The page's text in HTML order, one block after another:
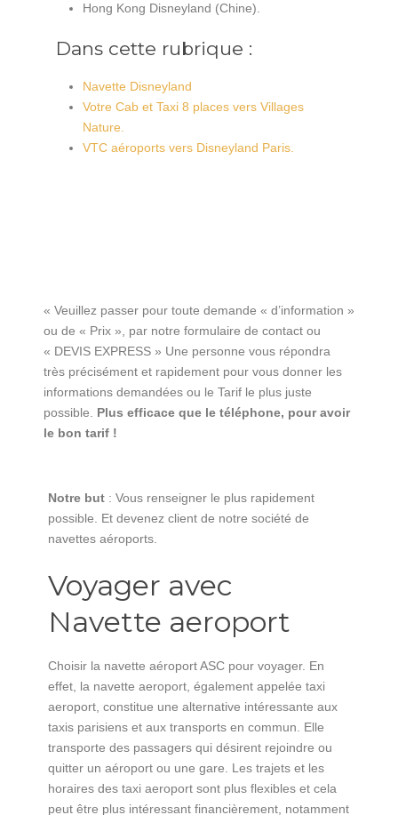
Hong Kong Disneyland (Chine).
Dans cette rubrique :
Navette Disneyland
Votre Cab et Taxi 8 places vers Villages
Nature.
VTC aéroports vers Disneyland Paris.
« Veuillez passer pour toute demande « d’information »
ou de « Prix », par notre formulaire de contact ou
« DEVIS EXPRESS » Une personne vous répondra
très précisément et rapidement pour vous donner les
informations demandées ou le Tarif le plus juste
possible. Plus efficace que le téléphone, pour avoir
le bon tarif !
Notre but : Vous renseigner le plus rapidement
possible. Et devenez client de notre société de
navettes aéroports.
Voyager avec
Navette aeroport
Choisir la navette aéroport ASC pour voyager. En
effet, la navette aeroport, également appelée taxi
aeroport, constitue une alternative intéressante aux
taxis parisiens et aux transports en commun. Elle
transporte des passagers qui désirent rejoindre ou
quitter un aéroport ou une gare. Les trajets et les
horaires des taxi aeroport sont plus flexibles et cela
peut être plus intéressant financièrement, notamment